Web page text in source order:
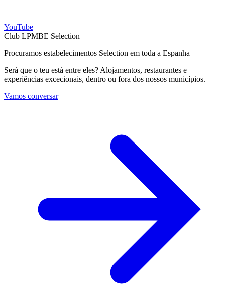
YouTube
Club LPMBE Selection
Procuramos estabelecimentos Selection em toda a Espanha
Será que o teu está entre eles? Alojamentos, restaurantes e
experiências excecionais, dentro ou fora dos nossos municípios.
Vamos conversar